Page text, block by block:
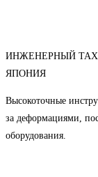
ИНЖЕНЕРНЫЙ
ЯПОНИЯ
Высокоточные
за деформациями,
оборудования.